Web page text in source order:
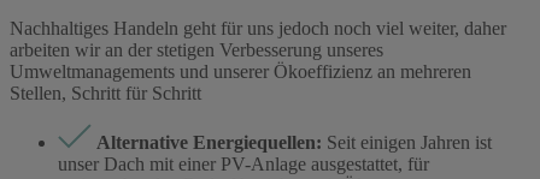
Nachhaltiges Handeln geht für uns jedoch noch viel weiter, daher
arbeiten wir an der stetigen Verbesserung unseres
Umweltmanagements und unserer Ökoeffizienz an mehreren
Stellen, Schritt für Schritt
Alternative Energiequellen: Seit einigen Jahren ist
unser Dach mit einer PV-Anlage ausgestattet, für